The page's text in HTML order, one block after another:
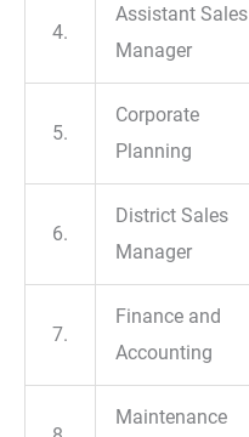
4.
Assistant Sales
Manager
5.
Corporate
Planning
6.
District Sales
Manager
7.
Finance and
Accounting
Maintenance